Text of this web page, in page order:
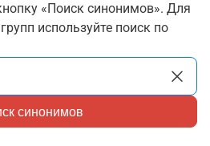
«Поиск синонимов». Для
используйте поиск по
синонимов